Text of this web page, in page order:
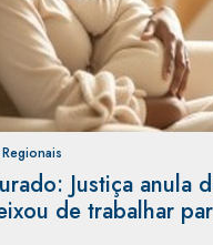
Justiça anula
de trabalhar